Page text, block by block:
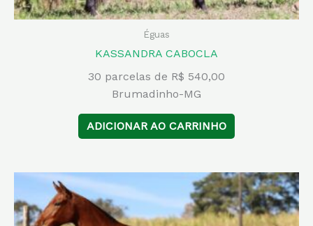
Éguas
KASSANDRA CABOCLA
30 parcelas de R$ 540,00
Brumadinho-MG
ADICIONAR AO CARRINHO